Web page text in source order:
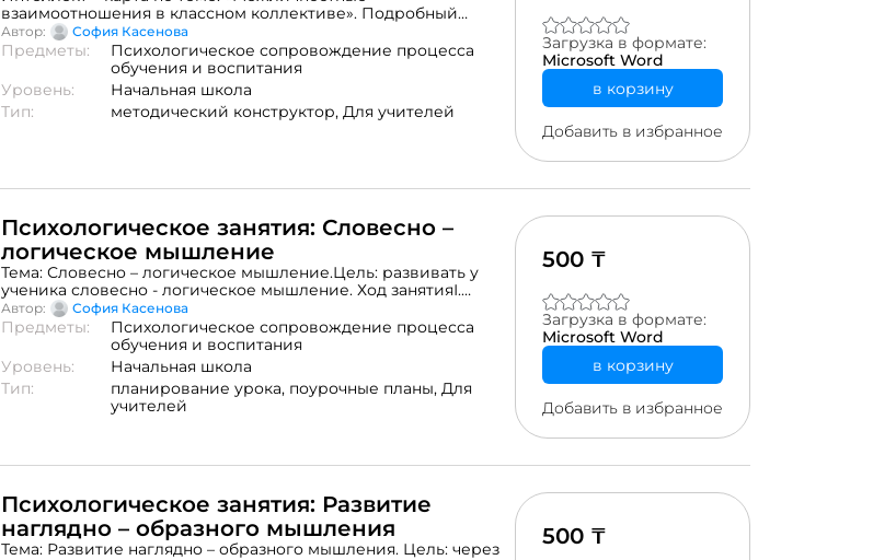
взаимоотношения в классном коллективе». Подробный
разбор исследования межличностных отношений
Автор: София Касенова
Предметы:
Психологическое сопровождение процесса
обучения и воспитания
Уровень:
Начальная школа
Тип:
методический конструктор, Для учителей
Загрузка в формате:
Microsoft Word
в корзину
Добавить в избранное
Психологическое занятия: Словесно –
логическое мышление
Тема: Словесно – логическое мышление.Цель: развивать у
ученика словесно - логическое мышление. Ход занятияІ.
Психологический настрой.ІІ. Новый материал.Задание 1.
«Сходства и отличия»Задание 2. «Составь правильно слова»
Задание 3. «Применение предмета»Задание 4. «Построй
предложение»Задание 5. «Отгадай загадки»III.
Психогимнастика
Автор: София Касенова
Предметы:
Психологическое сопровождение процесса
обучения и воспитания
Уровень:
Начальная школа
Тип:
планирование урока, поурочные планы, Для
учителей
500 ₸
Загрузка в формате:
Microsoft Word
в корзину
Добавить в избранное
Психологическое занятия: Развитие
наглядно – образного мышления
Тема: Развитие наглядно – образного мышления. Цель: через
500 ₸